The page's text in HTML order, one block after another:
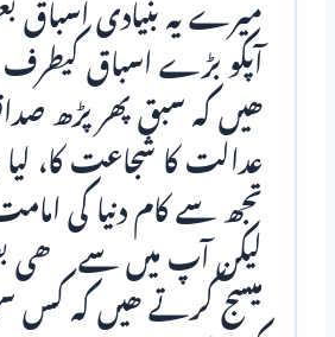
میرے یہ بنیادی اسباق
آپکو بڑے اسباق
ھیں کہ سبق پھر پڑھ
عدالت کا شجاعت کا،
تجھ سے کام دنیا کی
لیکن آپ میں سے ھی
میسج کرتے ھیں کہ کس